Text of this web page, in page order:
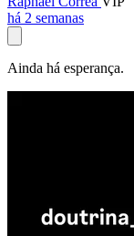
há 2 semanas
Ainda há esperança.